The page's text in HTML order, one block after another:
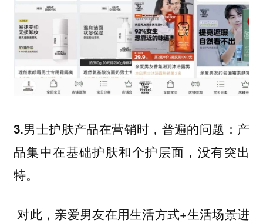
3.男士护肤产品在营销时， 普遍的问题：产
品集中在基础护肤和个护层面，没有突出
特。
对此，亲爱男友在用生活方式+生活场景进